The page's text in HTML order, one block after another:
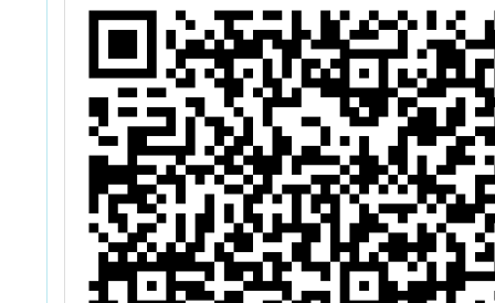
年華活動海報電
子檔